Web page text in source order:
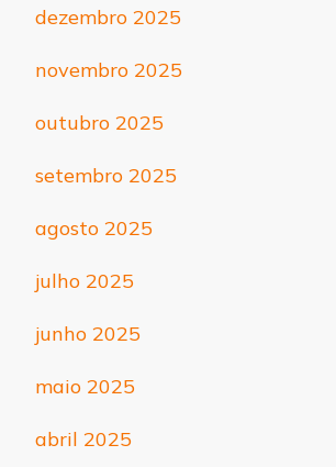
dezembro 2025
novembro 2025
outubro 2025
setembro 2025
agosto 2025
julho 2025
junho 2025
maio 2025
abril 2025